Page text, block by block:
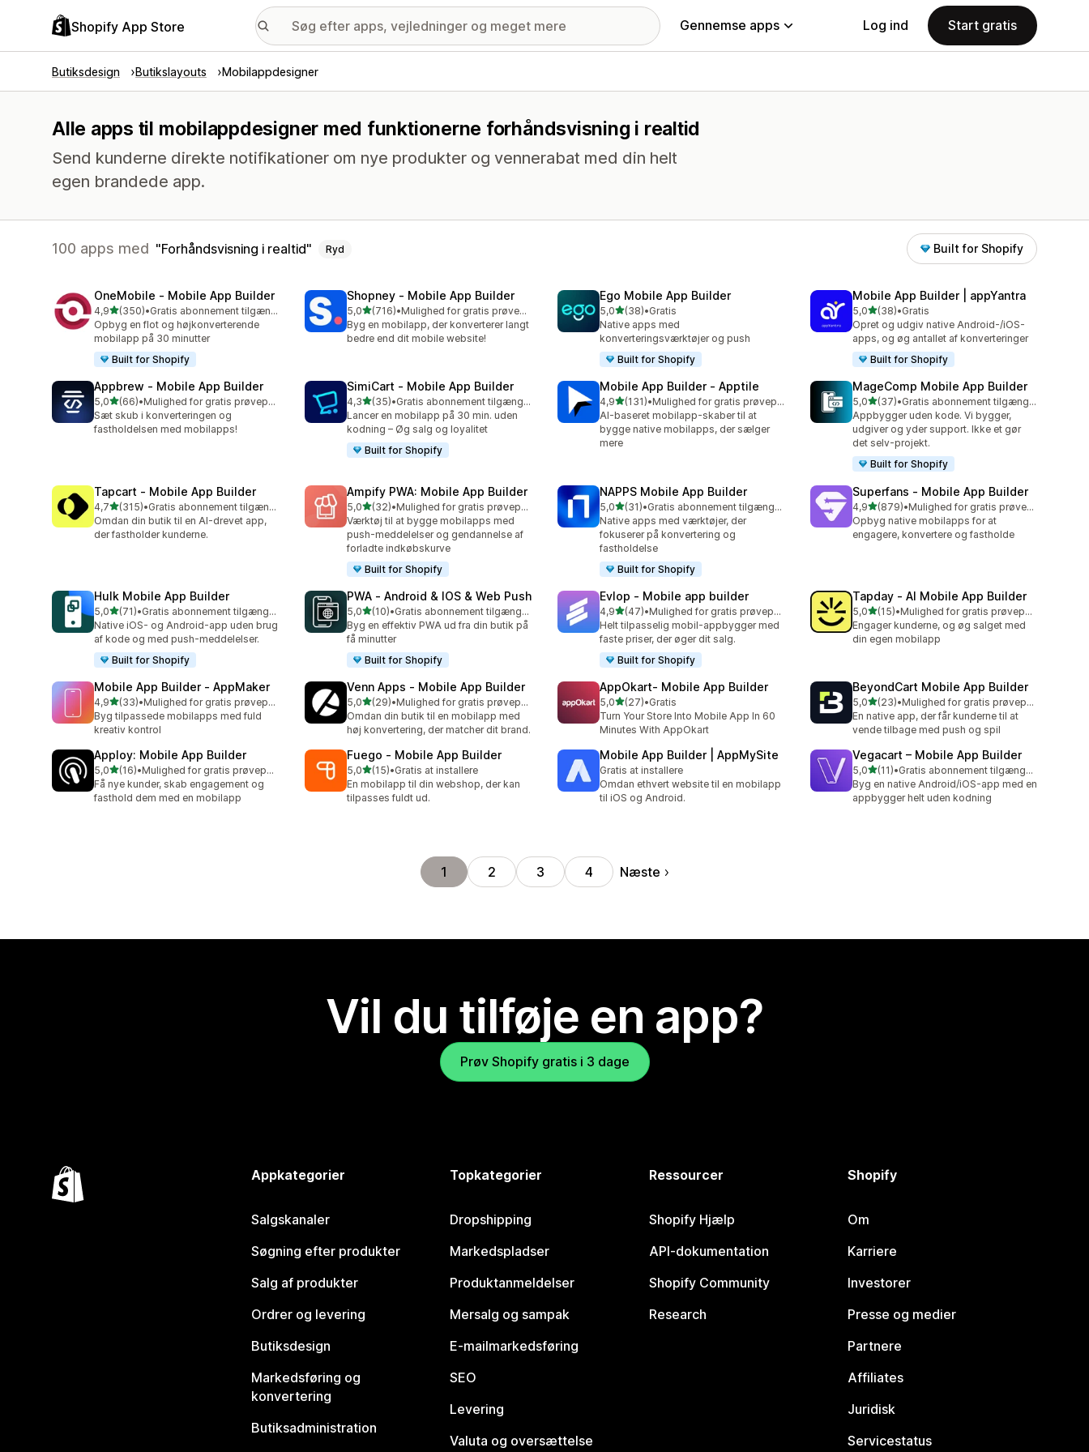
Shopify App Store Gennemse apps Log ind Start gratis
Butiksdesign Butikslayouts Mobilappdesigner
Alle apps til mobilappdesigner med funktionerne forhåndsvisning i realtid
Send kunderne direkte notifikationer om nye produkter og vennerabat med din helt
egen brandede app.
100 apps med Forhåndsvisning i realtid Ryd Built for Shopify
OneMobile ‑ Mobile App Builder
4,9ud af 5 stjerner
(350)
350 anmeldelser i alt
•
Gratis abonnement tilgængeligt
Opbyg en flot og højkonverterende
mobilapp på 30 minutter
Built for Shopify
Shopney ‑ Mobile App Builder
5,0ud af 5 stjerner
(716)
716 anmeldelser i alt
•
Mulighed for gratis prøveperiode
Byg en mobilapp, der konverterer langt
bedre end dit mobile website!
Ego Mobile App Builder
5,0ud af 5 stjerner
(38)
38 anmeldelser i alt
•Gratis
Native apps med
konverteringsværktøjer og push
Built for Shopify
Mobile App Builder | appYantra
5,0ud af 5 stjerner
(38)
38 anmeldelser i alt
•Gratis
Opret og udgiv native Android-/iOS-
apps, og øg antallet af konverteringer
Built for Shopify
Appbrew ‑ Mobile App Builder
5,0ud af 5 stjerner
(66)
66 anmeldelser i alt
•
Mulighed for gratis prøveperiode
Sæt skub i konverteringen og
fastholdelsen med mobilapps!
SimiCart ‑ Mobile App Builder
4,3ud af 5 stjerner
(35)
35 anmeldelser i alt
•
Gratis abonnement tilgængeligt
Lancer en mobilapp på 30 min. uden
kodning – Øg salg og loyalitet
Built for Shopify
Mobile App Builder ‑ Apptile
4,9ud af 5 stjerner
(131)
131 anmeldelser i alt
•
Mulighed for gratis prøveperiode
AI-baseret mobilapp-skaber til at
bygge native mobilapps, der sælger
mere
MageComp Mobile App Builder
5,0ud af 5 stjerner
(37)
37 anmeldelser i alt
•
Gratis abonnement tilgængeligt
Appbygger uden kode. Vi bygger,
udgiver og yder support. Ikke et gør
det selv-projekt.
Built for Shopify
Tapcart ‑ Mobile App Builder
4,7ud af 5 stjerner
(315)
315 anmeldelser i alt
•
Gratis abonnement tilgængeligt
Omdan din butik til en AI-drevet app,
der fastholder kunderne.
Ampify PWA: Mobile App Builder
5,0ud af 5 stjerner
(32)
32 anmeldelser i alt
•
Mulighed for gratis prøveperiode
Værktøj til at bygge mobilapps med
push-meddelelser og gendannelse af
forladte indkøbskurve
Built for Shopify
NAPPS Mobile App Builder
5,0ud af 5 stjerner
(31)
31 anmeldelser i alt
•
Gratis abonnement tilgængeligt
Native apps med værktøjer, der
fokuserer på konvertering og
fastholdelse
Built for Shopify
Superfans ‑ Mobile App Builder
4,9ud af 5 stjerner
(879)
879 anmeldelser i alt
•
Mulighed for gratis prøveperiode
Opbyg native mobilapps for at
engagere, konvertere og fastholde
Hulk Mobile App Builder
5,0ud af 5 stjerner
(71)
71 anmeldelser i alt
•
Gratis abonnement tilgængeligt
Native iOS- og Android-app uden brug
af kode og med push-meddelelser.
Built for Shopify
PWA ‑ Android & IOS & Web Push
5,0ud af 5 stjerner
(10)
10 anmeldelser i alt
•
Gratis abonnement tilgængeligt
Byg en effektiv PWA ud fra din butik på
få minutter
Built for Shopify
Evlop ‑ Mobile app builder
4,9ud af 5 stjerner
(47)
47 anmeldelser i alt
•
Mulighed for gratis prøveperiode
Helt tilpasselig mobil-appbygger med
faste priser, der øger dit salg.
Built for Shopify
Tapday ‑ AI Mobile App Builder
5,0ud af 5 stjerner
(15)
15 anmeldelser i alt
•
Mulighed for gratis prøveperiode
Engager kunderne, og øg salget med
din egen mobilapp
Mobile App Builder ‑ AppMaker
4,9ud af 5 stjerner
(33)
33 anmeldelser i alt
•
Mulighed for gratis prøveperiode
Byg tilpassede mobilapps med fuld
kreativ kontrol
Venn Apps ‑ Mobile App Builder
5,0ud af 5 stjerner
(29)
29 anmeldelser i alt
•
Mulighed for gratis prøveperiode
Omdan din butik til en mobilapp med
høj konvertering, der matcher dit brand.
AppOkart‑ Mobile App Builder
5,0ud af 5 stjerner
(27)
27 anmeldelser i alt
•Gratis
Turn Your Store Into Mobile App In 60
Minutes With AppOkart
BeyondCart Mobile App Builder
5,0ud af 5 stjerner
(23)
23 anmeldelser i alt
•
Mulighed for gratis prøveperiode
En native app, der får kunderne til at
vende tilbage med push og spil
Apploy: Mobile App Builder
5,0ud af 5 stjerner
(16)
16 anmeldelser i alt
•
Mulighed for gratis prøveperiode
Få nye kunder, skab engagement og
fasthold dem med en mobilapp
Fuego ‑ Mobile App Builder
5,0ud af 5 stjerner
(15)
15 anmeldelser i alt
•Gratis at installere
En mobilapp til din webshop, der kan
tilpasses fuldt ud.
Mobile App Builder | AppMySite
Gratis at installere
Omdan ethvert website til en mobilapp
til iOS og Android.
Vegacart – Mobile App Builder
5,0ud af 5 stjerner
(11)
11 anmeldelser i alt
•
Gratis abonnement tilgængeligt
Byg en native Android/iOS-app med en
appbygger helt uden kodning
1 2 3 4 Næste
Vil du tilføje en app?
Prøv Shopify gratis i 3 dage
Appkategorier
Salgskanaler
Søgning efter produkter
Salg af produkter
Ordrer og levering
Butiksdesign
Markedsføring og
konvertering
Butiksadministration
Topkategorier
Dropshipping
Markedspladser
Produktanmeldelser
Mersalg og sampak
E-mailmarkedsføring
SEO
Levering
Valuta og oversættelse
Ressourcer
Shopify Hjælp
API-dokumentation
Shopify Community
Research
Shopify
Om
Karriere
Investorer
Presse og medier
Partnere
Affiliates
Juridisk
Servicestatus